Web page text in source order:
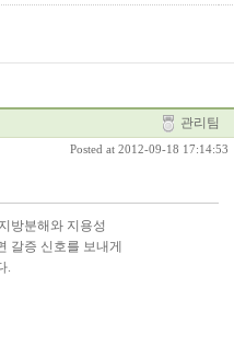
관리팀
Posted at 2012-09-18 17:14:53
방분해와 지용성
갈증 신호를 보내게
.